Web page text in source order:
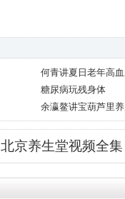
何青讲夏日老年高
糖尿病玩残身体
余瀛鳌讲宝葫芦里
北京养生堂视频全集